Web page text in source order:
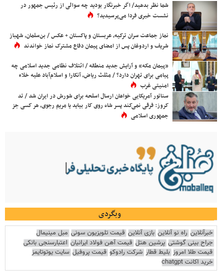
شما نظر بدهید/ اگر خبرنگار بودید چه سوالی از رئیس جمهور در
نشست خبری فردا می‌پرسیدید؟
نماز جماعت سران ترکیه، عربستان و پاکستان + عکس / بن‌سلمان، شهباز
شریف و اردوغان پس از امضای پیمان دفاع مشترک نماز خواندند
«پیمان مکه» و آرایش جدید منطقه / ائتلاف نظامی جدید اسلامی چه
پیامی برای تهران دارد؟ / مثلث ریاض، آنکارا و اسلام‌آباد علیه خلاء
امنیتی غرب
سناتور آمریکایی خواهان ارسال اسلحه برای شورش در ایران شد / تد
کروز: فرقی نمی‌کند پسر شاه روی کار بیاید یا مریم رجوی، هر کسی جز
جمهوری اسلامی
وبگردی
خبرآنلاین راه نو آنلاین بازی آنلاین قیمت تلویزیون سونی مبل مینیمال
جراح بینی گوشتی پرشین هتل قیمت آهن فولاد ایرانیان اعتبارسنجی بانکی
قیمت طلا امروز بلیط قطار شرکت رادوکو قیمت پروفیل سایت یوتوتایمز
خرید اکانت chatgpt